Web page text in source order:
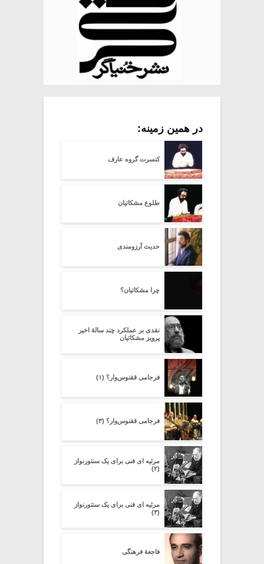
در همین زمینه:
کنسرت گروه عارف
طلوع مشکاتیان
حدیث آرزومندی
چرا مشکاتیان؟
نقدی بر عملکرد چند سالۀ اخیر
پرویز مشکاتیان
فرجامی ققنوس‌وار؟ (۱)
فرجامی ققنوس‌وار؟ (۳)
مرثیه ای فنی برای یک سنتورنواز
(۲)
مرثیه ای فنی برای یک سنتورنواز
(۳)
فاجعۀ فرهنگی